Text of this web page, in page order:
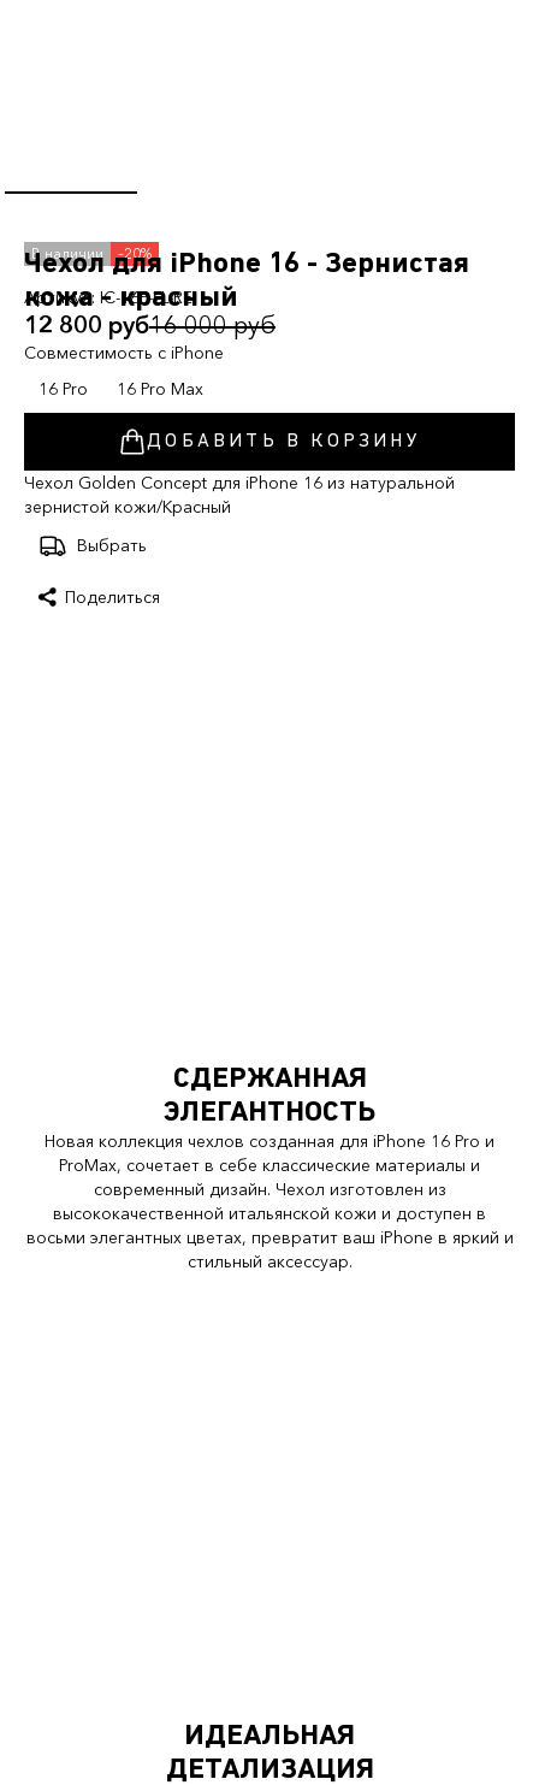
–20%
Чехол для iPhone 16 - Зернистая
кожа - красный
Артикул: IC-16P-FL-RE
12 800 руб16 000 руб
Совместимость с iPhone
16 Pro
16 Pro Max
ДОБАВИТЬ В КОРЗИНУ
Чехол Golden Concept для iPhone 16 из натуральной
зернистой кожи/Красный
Выбрать
Поделиться
СДЕРЖАННАЯ
ЭЛЕГАНТНОСТЬ
Новая коллекция чехлов созданная для iPhone 16 Pro и
ProMax, сочетает в себе классические материалы и
современный дизайн. Чехол изготовлен из
высококачественной итальянской кожи и доступен в
восьми элегантных цветах, превратит ваш iPhone в яркий и
стильный аксессуар.
ИДЕАЛЬНАЯ
ДЕТАЛИЗАЦИЯ